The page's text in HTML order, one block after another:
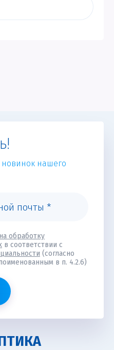
новинок нашего
обработку
в соответствии с
(согласно
в п. 4.2.6)